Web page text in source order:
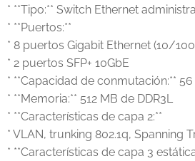
* **Tipo:** Switch Ethernet
* **Puertos:**
* 8 puertos Gigabit Ethernet (10/
* 2 puertos SFP+ 10GbE
* **Capacidad de conmutación:** 56
* **Memoria:** 512 MB de DDR3L
* **Características de capa 2:**
* VLAN, trunking 802.1q, Spanning
* **Características de capa 3